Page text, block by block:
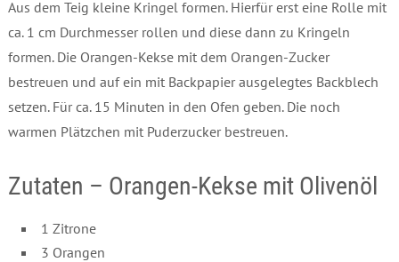
Aus dem Teig kleine Kringel formen. Hierfür erst eine Rolle mit
ca. 1 cm Durchmesser rollen und diese dann zu Kringeln
formen. Die Orangen-Kekse mit dem Orangen-Zucker
bestreuen und auf ein mit Backpapier ausgelegtes Backblech
setzen. Für ca. 15 Minuten in den Ofen geben. Die noch
warmen Plätzchen mit Puderzucker bestreuen.
Zutaten – Orangen-Kekse mit Olivenöl
1 Zitrone
3 Orangen